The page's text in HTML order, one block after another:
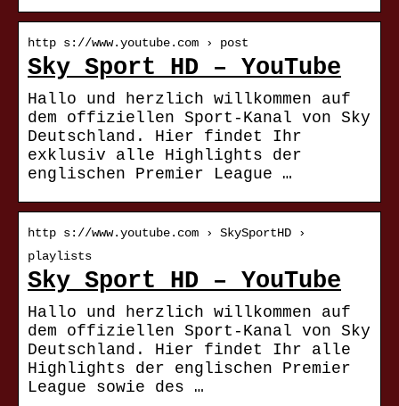
http s://www.youtube.com › post
Sky Sport HD – YouTube
Hallo und herzlich willkommen auf
dem offiziellen Sport-Kanal von Sky
Deutschland. Hier findet Ihr
exklusiv alle Highlights der
englischen Premier League …
http s://www.youtube.com › SkySportHD ›
playlists
Sky Sport HD – YouTube
Hallo und herzlich willkommen auf
dem offiziellen Sport-Kanal von Sky
Deutschland. Hier findet Ihr alle
Highlights der englischen Premier
League sowie des …